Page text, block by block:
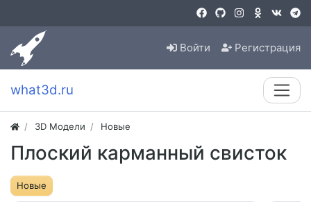
Войти Регистрация
what3d.ru
3D Модели Новые
Плоский карманный свисток
Новые